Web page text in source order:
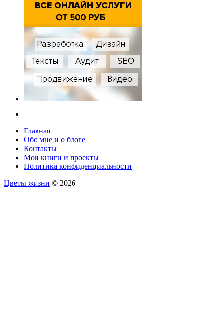
Главная
Обо мне и о блоге
Контакты
Мои книги и проекты
Политика конфиденциальности
Цветы жизни © 2026